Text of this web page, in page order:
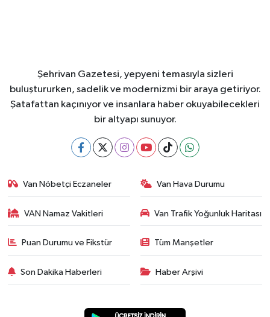
Şehrivan Gazetesi, yepyeni temasıyla sizleri
buluştururken, sadelik ve modernizmi bir araya getiriyor.
Şatafattan kaçınıyor ve insanlara haber okuyabilecekleri
bir altyapı sunuyor.
Van Nöbetçi Eczaneler Van Hava Durumu
VAN Namaz Vakitleri Van Trafik Yoğunluk Haritası
Puan Durumu ve Fikstür Tüm Manşetler
Son Dakika Haberleri Haber Arşivi